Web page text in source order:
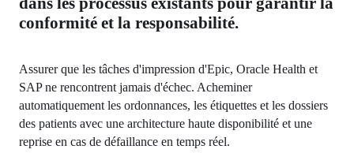
conformité et la responsabilité.
Assurer que les tâches d'impression d'Epic, Oracle Health et
SAP ne rencontrent jamais d'échec. Acheminer
automatiquement les ordonnances, les étiquettes et les dossiers
des patients avec une architecture haute disponibilité et une
reprise en cas de défaillance en temps réel.